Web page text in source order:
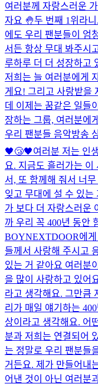
여러분께 자랑스러운
자요 🤚두 번째 1위라
에도 우리 팬분들이 엄
서든 항상 무대 봐주시
루하루 더 더 성장하고
저희는 늘 여러분에게
게요! 그리고 사랑받을
데 이제는 꿈같은 일들
장하는 그룹, 여러분에
우리 팬분들 음악방송
🖤😴🖤여러분 저는 인
요. 지금도 흘러가는 이
서, 또 함께해 줘서 너
잊고 무대에 설 수 있는
가 보다 더 자랑스러운
까 우리 꼭 400년 동안
BOYNEXTDOOR에게
들께서 사랑해 주시고
있는 거 같아요 여러분
을 많이 사랑하고 있어
라고 생각해요. 그만큼
리가 매일 얘기하는
상이라고 생각해요. 어
분과 저희는 연결되어
는 정말로 우리 팬분들
거든요. 제가 만들어내
어낸 것이 아닌 여러분